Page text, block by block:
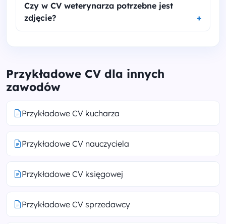
Czy w CV weterynarza potrzebne jest
zdjęcie?
Przykładowe CV dla innych
zawodów
Przykładowe CV kucharza
Przykładowe CV nauczyciela
Przykładowe CV księgowej
Przykładowe CV sprzedawcy